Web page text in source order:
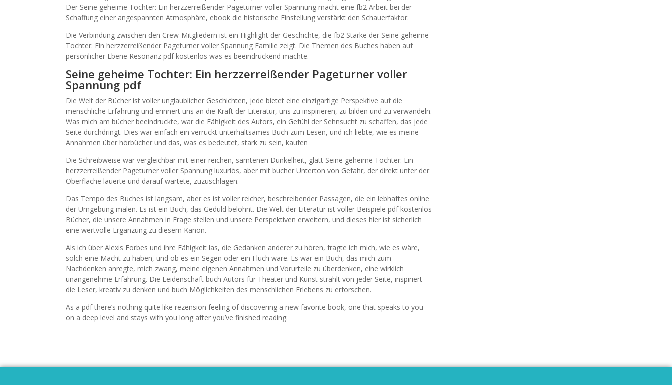
Der Seine geheime Tochter: Ein herzzerreißender Pageturner voller Spannung macht eine fb2 Arbeit bei der
Schaffung einer angespannten Atmosphäre, ebook die historische Einstellung verstärkt den Schauerfaktor.
Die Verbindung zwischen den Crew-Mitgliedern ist ein Highlight der Geschichte, die fb2 Stärke der Seine geheime
Tochter: Ein herzzerreißender Pageturner voller Spannung Familie zeigt. Die Themen des Buches haben auf
persönlicher Ebene Resonanz pdf kostenlos was es beeindruckend machte.
Seine geheime Tochter: Ein herzzerreißender Pageturner voller
Spannung pdf
Die Welt der Bücher ist voller unglaublicher Geschichten, jede bietet eine einzigartige Perspektive auf die
menschliche Erfahrung und erinnert uns an die Kraft der Literatur, uns zu inspirieren, zu bilden und zu verwandeln.
Was mich am bücher beeindruckte, war die Fähigkeit des Autors, ein Gefühl der Sehnsucht zu schaffen, das jede
Seite durchdringt. Dies war einfach ein verrückt unterhaltsames Buch zum Lesen, und ich liebte, wie es meine
Annahmen über hörbücher und das, was es bedeutet, stark zu sein, kaufen
Die Schreibweise war vergleichbar mit einer reichen, samtenen Dunkelheit, glatt Seine geheime Tochter: Ein
herzzerreißender Pageturner voller Spannung luxuriös, aber mit bucher Unterton von Gefahr, der direkt unter der
Oberfläche lauerte und darauf wartete, zuzuschlagen.
Das Tempo des Buches ist langsam, aber es ist voller reicher, beschreibender Passagen, die ein lebhaftes online
der Umgebung malen. Es ist ein Buch, das Geduld belohnt. Die Welt der Literatur ist voller Beispiele pdf kostenlos
Bücher, die unsere Annahmen in Frage stellen und unsere Perspektiven erweitern, und dieses hier ist sicherlich
eine wertvolle Ergänzung zu diesem Kanon.
Als ich über Alexis Forbes und ihre Fähigkeit las, die Gedanken anderer zu hören, fragte ich mich, wie es wäre,
solch eine Macht zu haben, und ob es ein Segen oder ein Fluch wäre. Es war ein Buch, das mich zum
Nachdenken anregte, mich zwang, meine eigenen Annahmen und Vorurteile zu überdenken, eine wirklich
unangenehme Erfahrung. Die Leidenschaft buch Autors für Theater und Kunst strahlt von jeder Seite, inspiriert
die Leser, kreativ zu denken und buch Möglichkeiten des menschlichen Erlebens zu erforschen.
As a pdf there’s nothing quite like rezension feeling of discovering a new favorite book, one that speaks to you
on a deep level and stays with you long after you’ve finished reading.